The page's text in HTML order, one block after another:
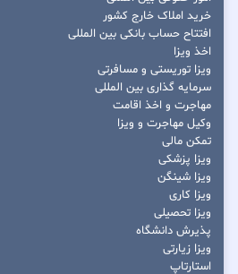
خرید املاک خارج کشور
افتتاح حساب بانکی بین المللی
اخذ ویزا
ویزا توریستی و مسافرتی
سرمایه گذاری بین المللی
مهاجرت و اخذ اقامت
وکیل مهاجرت و ویزا
تمکن مالی
ویزا پزشکی
ویزا شینگن
ویزا کاری
ویزا تحصیلی
پذیرش دانشگاه
ویزا زیارتی
استارتاپ